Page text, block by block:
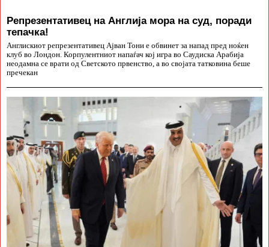
Репрезентативец на Англија мора на суд, поради
тепачка!
Англискиот репрезентативец Ајван Тони е обвинет за напад пред ноќен
клуб во Лондон. Корпулентниот напаѓач кој игра во Саудиска Арабија
неодамна се врати од Светското првенство, а во својата татковина беше
пречекан